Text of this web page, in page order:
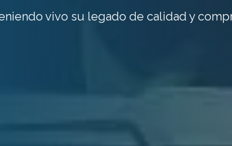
vivo su legado de calidad y